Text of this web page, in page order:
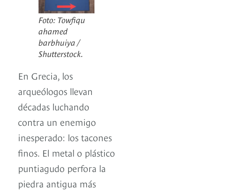
Foto: Towfiqu
ahamed
barbhuiya /
Shutterstock.
En Grecia, los
arqueólogos llevan
décadas luchando
contra un enemigo
inesperado: los tacones
finos. El metal o plástico
puntiagudo perfora la
piedra antigua más